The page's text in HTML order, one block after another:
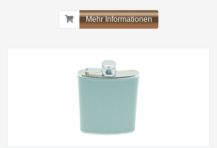
Mehr Informationen